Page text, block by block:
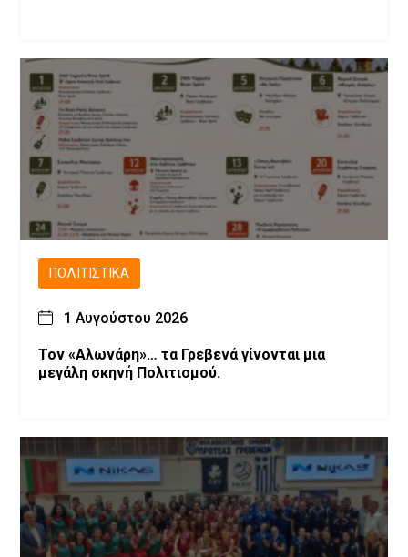
ΠΟΛΙΤΙΣΤΙΚΆ
1 Αυγούστου 2026
Τον «Αλωνάρη»… τα Γρεβενά γίνονται μια
μεγάλη σκηνή Πολιτισμού.